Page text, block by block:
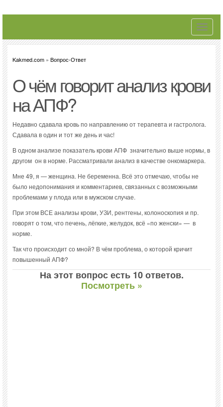
Toggle
Kakmed.com » Вопрос-Ответ
О чём говорит анализ крови
на АПФ?
Недавно сдавала кровь по направлению от терапевта и гастролога.
Сдавала в один и тот же день и час!
В одном анализе показатель крови АПФ значительно выше нормы, в
другом он в норме. Рассматривали анализ в качестве онкомаркера.
Мне 49, я — женщина. Не беременна. Всё это отмечаю, чтобы не
было недопонимания и комментариев, связанных с возможными
проблемами у плода или в мужском случае.
При этом ВСЕ анализы крови, УЗИ, рентгены, колоноскопия и пр.
говорят о том, что печень, лёгкие, желудок, всё «по женски» — в
норме.
Так что происходит со мной? В чём проблема, о которой кричит
повышенный АПФ?
На этот вопрос есть 10 ответов.
Посмотреть »